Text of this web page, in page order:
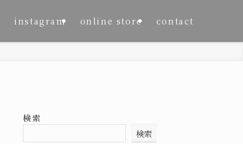
instagram online store contact
検索
検索